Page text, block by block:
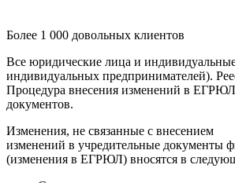
Более 1 000 довольных клиентов
Все юридические лица и
индивидуальных предпринимателей).
Процедура внесения изменений в
документов.
Изменения, не связанные с внесением
изменений в учредительные документы
(изменения в ЕГРЮЛ) вносятся в